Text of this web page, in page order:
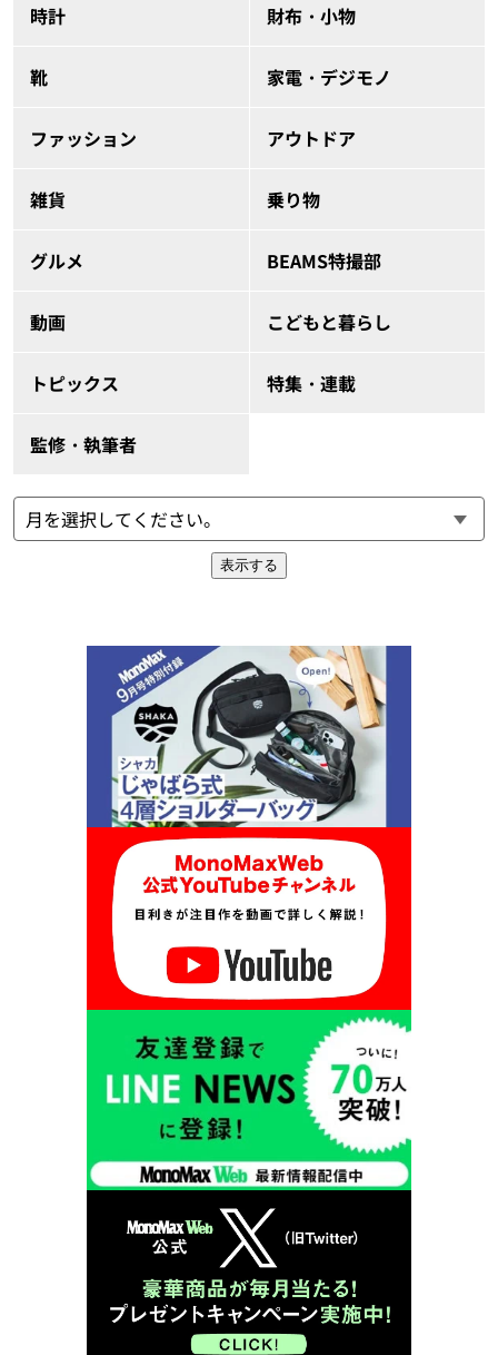
時計 財布・小物
靴 家電・デジモノ
ファッション アウトドア
雑貨 乗り物
グルメ BEAMS特撮部
動画 こどもと暮らし
トピックス 特集・連載
監修・執筆者
表示する